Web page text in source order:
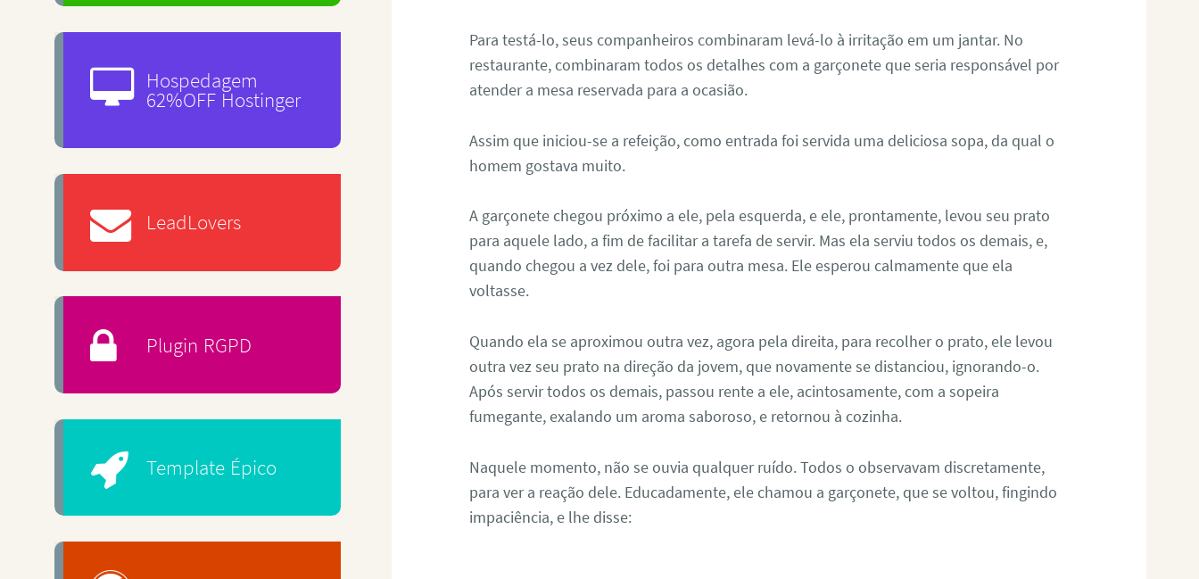
Para testá-lo, seus companheiros combinaram levá-lo à irritação em um jantar. No
restaurante, combinaram todos os detalhes com a garçonete que seria responsável por
atender a mesa reservada para a ocasião.
Assim que iniciou-se a refeição, como entrada foi servida uma deliciosa sopa, da qual o
homem gostava muito.
A garçonete chegou próximo a ele, pela esquerda, e ele, prontamente, levou seu prato
para aquele lado, a fim de facilitar a tarefa de servir. Mas ela serviu todos os demais, e,
quando chegou a vez dele, foi para outra mesa. Ele esperou calmamente que ela
voltasse.
Quando ela se aproximou outra vez, agora pela direita, para recolher o prato, ele levou
outra vez seu prato na direção da jovem, que novamente se distanciou, ignorando-o.
Após servir todos os demais, passou rente a ele, acintosamente, com a sopeira
fumegante, exalando um aroma saboroso, e retornou à cozinha.
Naquele momento, não se ouvia qualquer ruído. Todos o observavam discretamente,
para ver a reação dele. Educadamente, ele chamou a garçonete, que se voltou, fingindo
impaciência, e lhe disse:
Hospedagem
62%OFF Hostinger
LeadLovers
Plugin RGPD
Template Épico